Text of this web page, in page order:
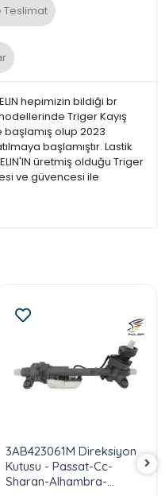
Teslimat
hepimizin bildiği br
Triger Kayış
başlamış olup 2023
başlamıştır. Lastik
üretmiş olduğu Triger
ve güvencesi ile
3AB423061M Direksiyon
Kutusu - Passat-Cc-
Sharan-Alhambra-